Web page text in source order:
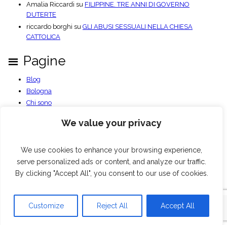
We value your privacy
We use cookies to enhance your browsing experience,
serve personalized ads or content, and analyze our traffic.
By clicking "Accept All", you consent to our use of cookies.
Customize Reject All Accept All
Amalia Riccardi su FILIPPINE. TRE ANNI DI GOVERNO
DUTERTE
riccardo borghi su GLI ABUSI SESSUALI NELLA CHIESA
CATTOLICA
Pagine
Blog
Bologna
Chi sono
Documenti PDF
Benvenuto
Blog Bologna Chi sono Contatti
Documenti PDF
© Pierluigi Giacomoni, 2026